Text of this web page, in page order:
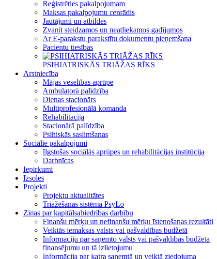
Reģistrēties pakalpojumam
Maksas pakalpojumu cenrādis
Jautājumi un atbildes
Zvanīt steidzamos un neatliekamos gadījumos
Ar E-parakstu parakstītu dokumentu pieņemšana
Pacientu tiesības
PSIHIATRISKĀS TRIĀŽAS RĪKS
Ārstniecība
Mājas veselības aprūpe
Ambulatorā palīdzība
Dienas stacionārs
Multiprofesionālā komanda
Rehabilitācija
Stacionārā palīdzība
Psihiskās saslimšanas
Sociālie pakalpojumi
Ilgstošas sociālās aprūpes un rehabilitācijas institūcija
Darbnīcas
Iepirkumi
Izsoles
Projekti
Projektu aktualitātes
Triažēšanas sistēma PsyLo
Ziņas par kapitālsabiedrības darbību
Finanšu mērķu un nefinanšu mērķu īstenošanas rezultāti
Veiktās iemaksas valsts vai pašvaldības budžetā
Informāciju par saņemto valsts vai pašvaldības budžeta
finansējumu un tā izlietojumu
Informācija par katra saņemtā un veiktā ziedojuma